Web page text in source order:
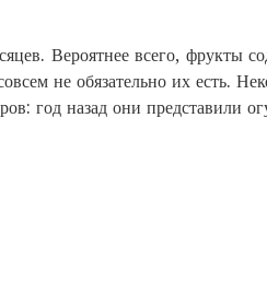
Вероятнее всего, фрукты
не обязательно их есть.
год назад они представили